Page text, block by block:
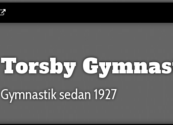
Torsby
Gymnastik sedan 1927